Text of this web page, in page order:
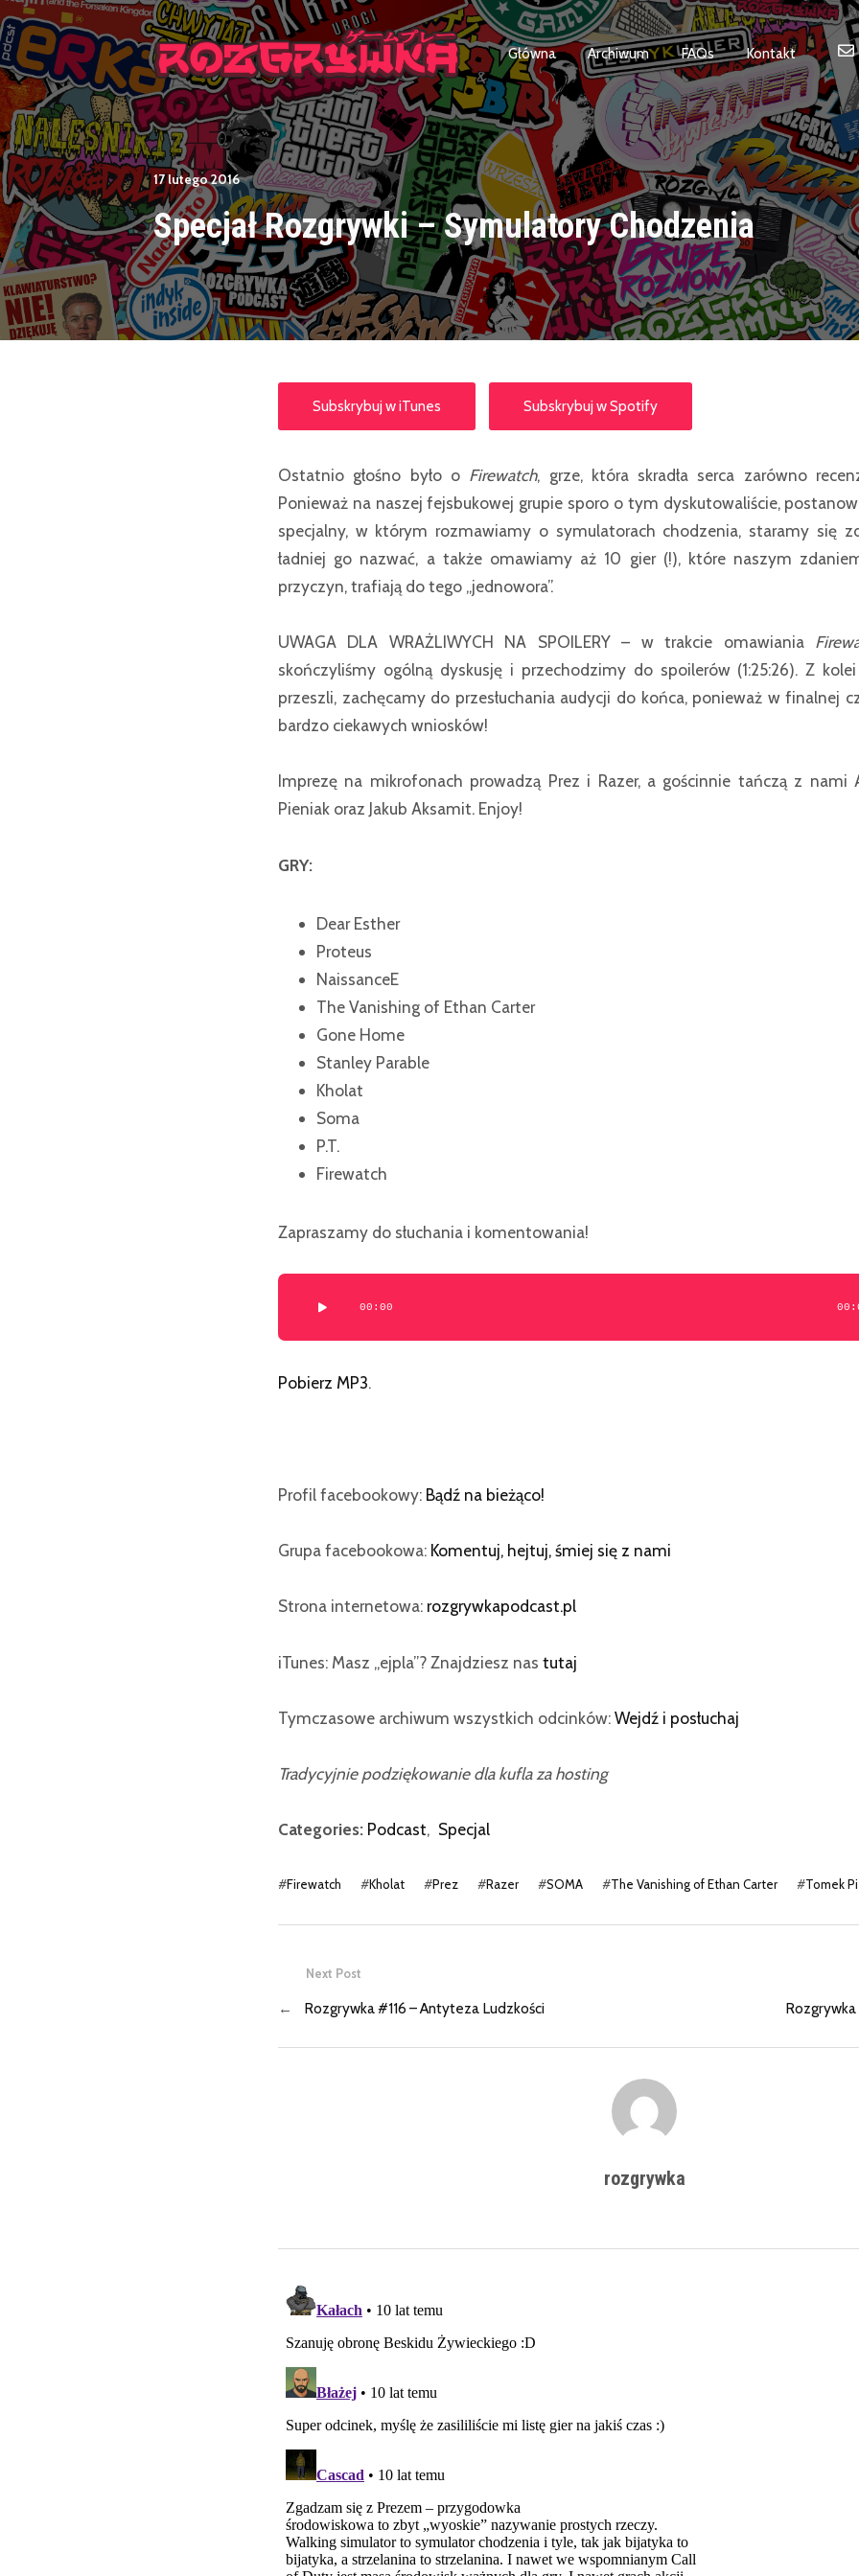
Główna Archiwum FAQs Kontakt
17 lutego 2016
Specjał Rozgrywki – Symulatory Chodzenia
Subskrybuj w iTunes Subskrybuj w Spotify
Ostatnio głośno było o Firewatch, grze, która skradła serca zarówno
Ponieważ na naszej fejsbukowej grupie sporo o tym dyskutowaliście,
specjalny, w którym rozmawiamy o symulatorach chodzenia, staramy się
ładniej go nazwać, a także omawiamy aż 10 gier (!), które naszym
przyczyn, trafiają do tego „jednowora”.
UWAGA DLA WRAŻLIWYCH NA SPOILERY – w trakcie omawiania
skończyliśmy ogólną dyskusję i przechodzimy do spoilerów (1:25:26). Z
przeszli, zachęcamy do przesłuchania audycji do końca, ponieważ w finalnej
bardzo ciekawych wniosków!
Imprezę na mikrofonach prowadzą Prez i Razer, a gościnnie tańczą z nami
Pieniak oraz Jakub Aksamit. Enjoy!
GRY:
Dear Esther
Proteus
NaissanceE
The Vanishing of Ethan Carter
Gone Home
Stanley Parable
Kholat
Soma
P.T.
Firewatch
Zapraszamy do słuchania i komentowania!
Odtwarzacz
plików
dźwiękowych
00:00
Pobierz MP3.
Profil facebookowy: Bądź na bieżąco!
Grupa facebookowa: Komentuj, hejtuj, śmiej się z nami
Strona internetowa: rozgrywkapodcast.pl
iTunes: Masz „ejpla”? Znajdziesz nas tutaj
Tymczasowe archiwum wszystkich odcinków:Wejdź i posłuchaj
Tradycyjnie podziękowanie dla kufla za hosting
Categories: Podcast, Specjal
#Firewatch #Kholat #Prez #Razer #SOMA #The Vanishing of Ethan Carter #Tomek
Rozgrywka
Next Post
← Rozgrywka #116 – Antyteza Ludzkości
rozgrywka